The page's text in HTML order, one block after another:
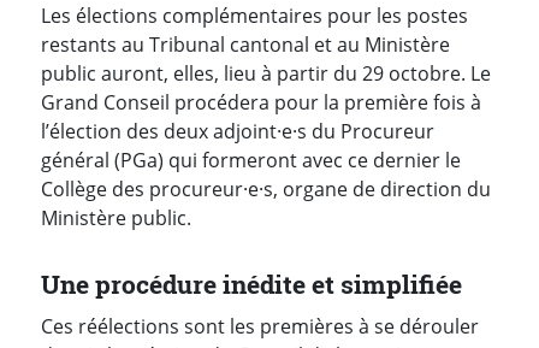
Les élections complémentaires pour les postes
restants au Tribunal cantonal et au Ministère
public auront, elles, lieu à partir du 29 octobre. Le
Grand Conseil procédera pour la première fois à
l’élection des deux adjoint·e·s du Procureur
général (PGa) qui formeront avec ce dernier le
Collège des procureur·e·s, organe de direction du
Ministère public.
Une procédure inédite et simplifiée
Ces réélections sont les premières à se dérouler